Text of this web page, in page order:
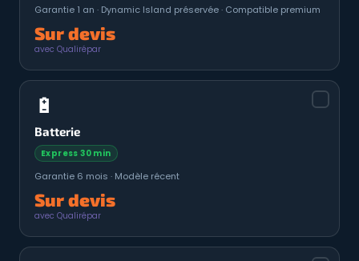
Garantie 1 an · Dynamic Island préservée · Compatible premium
Sur devis
avec Qualirépar
🔋
Batterie
Express 30 min
Garantie 6 mois · Modèle récent
Sur devis
avec Qualirépar